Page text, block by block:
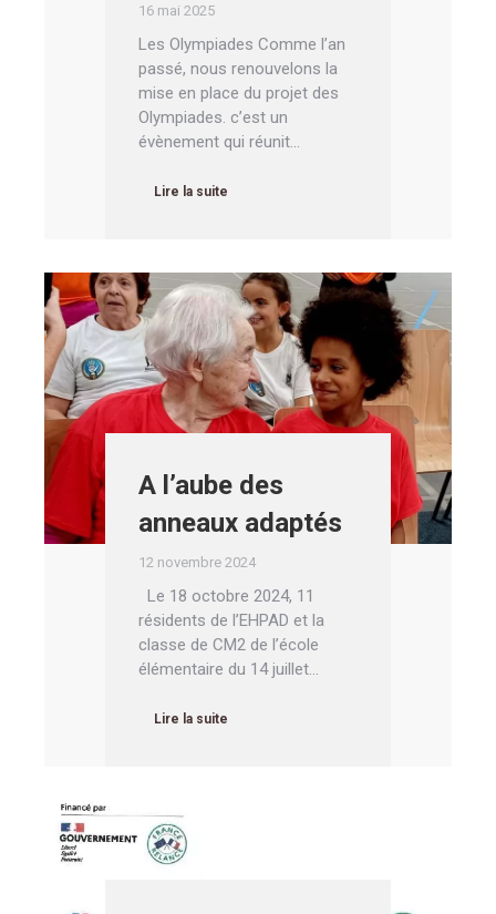
16 mai 2025
Les Olympiades Comme l’an
passé, nous renouvelons la
mise en place du projet des
Olympiades. c’est un
évènement qui réunit…
Lire la suite
A l’aube des
anneaux adaptés
12 novembre 2024
Le 18 octobre 2024, 11
résidents de l’EHPAD et la
classe de CM2 de l’école
élémentaire du 14 juillet…
Lire la suite